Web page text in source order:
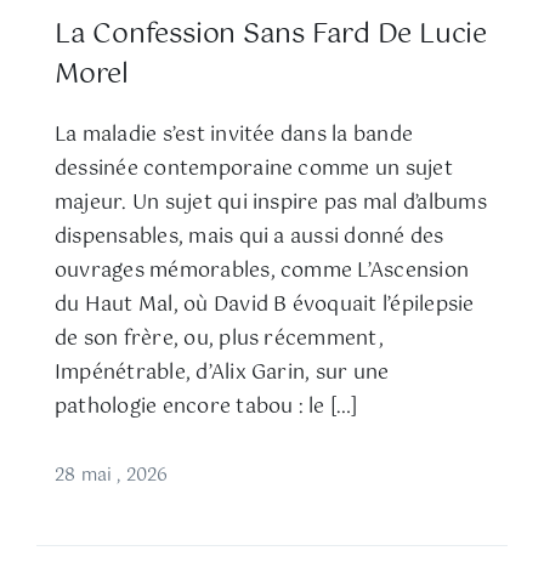
La Confession Sans Fard De Lucie
Morel
La maladie s’est invitée dans la bande
dessinée contemporaine comme un sujet
majeur. Un sujet qui inspire pas mal d’albums
dispensables, mais qui a aussi donné des
ouvrages mémorables, comme L’Ascension
du Haut Mal, où David B évoquait l’épilepsie
de son frère, ou, plus récemment,
Impénétrable, d’Alix Garin, sur une
pathologie encore tabou : le […]
28 mai , 2026